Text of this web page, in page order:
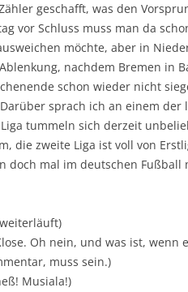
geschafft, was den
vor Schluss muss man da
möchte, aber in
nachdem Bremen in
schon wieder nicht
sprach ich an einem der
tummeln sich derzeit
die zweite Liga ist voll von
doch mal im deutschen
Oh nein, und was ist, wenn
muss sein.)
Musiala!)